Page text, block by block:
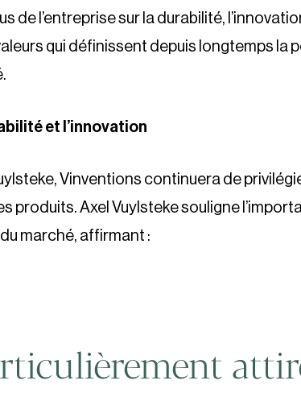
de l’entreprise sur la durabilité,
qui définissent depuis longtemps la
et l’innovation
Vinventions continuera de
produits. Axel Vuylsteke souligne
marché, affirmant :